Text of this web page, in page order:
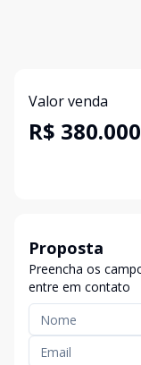
Valor venda
R$
Proposta
Preencha os
entre em contato